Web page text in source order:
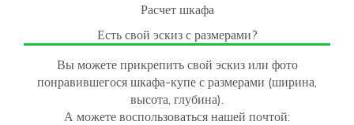
Расчет шкафа
Есть свой эскиз с размерами?
Вы можете прикрепить свой эскиз или фото
понравившегося шкафа-купе с размерами (ширина,
высота, глубина).
А можете воспользоваться нашей почтой: